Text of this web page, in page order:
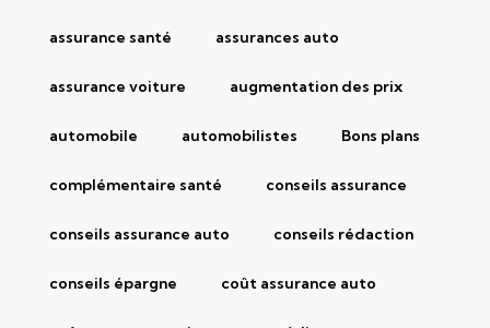
assurance santé assurances auto
assurance voiture augmentation des prix
automobile automobilistes Bons plans
complémentaire santé conseils assurance
conseils assurance auto conseils rédaction
conseils épargne coût assurance auto